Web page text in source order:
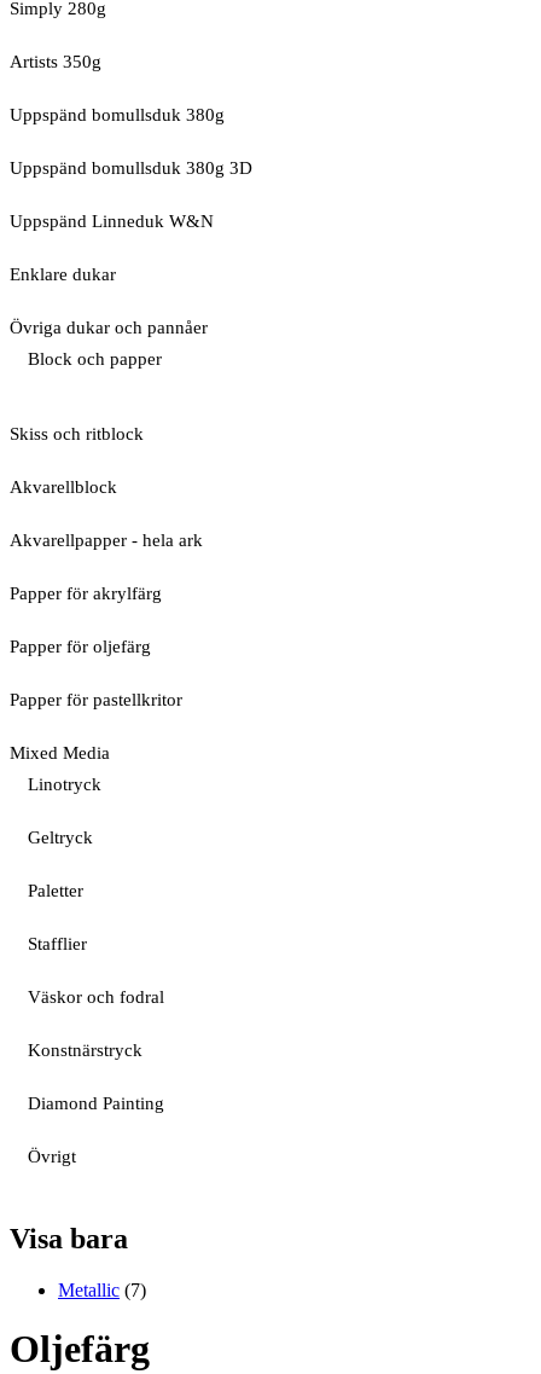
Simply 280g
Artists 350g
Uppspänd bomullsduk 380g
Uppspänd bomullsduk 380g 3D
Uppspänd Linneduk W&N
Enklare dukar
Övriga dukar och pannåer
Block och papper
Skiss och ritblock
Akvarellblock
Akvarellpapper - hela ark
Papper för akrylfärg
Papper för oljefärg
Papper för pastellkritor
Mixed Media
Linotryck
Geltryck
Paletter
Stafflier
Väskor och fodral
Konstnärstryck
Diamond Painting
Övrigt
Visa bara
Metallic (7)
Oljefärg